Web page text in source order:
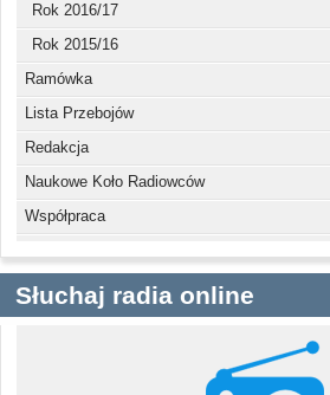
Rok 2016/17
Rok 2015/16
Ramówka
Lista Przebojów
Redakcja
Naukowe Koło Radiowców
Współpraca
Słuchaj radia online